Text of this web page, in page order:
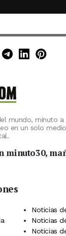
Facebook
en en X
en
Canal de
mundo, minuto a
en un solo
minuto30,
Noticias
Noticias
Noticias